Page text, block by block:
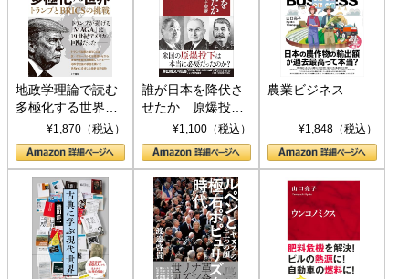
地政学理論で読む
多極化する世界：
トランプとBRICS
の挑戦
¥1,870（税込）
誰が日本を降伏さ
せたか 原爆投
下、ソ連参戦、そ
して聖断 (PHP新
書)
¥1,100（税込）
農業ビジネス
¥1,848（税込）